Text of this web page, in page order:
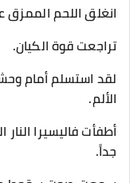
انغلق اللحم
تراجعت قوة الكيان.
لقد استسلم أمام
الألم.
​أطفأت فاليسيرا
جداً.